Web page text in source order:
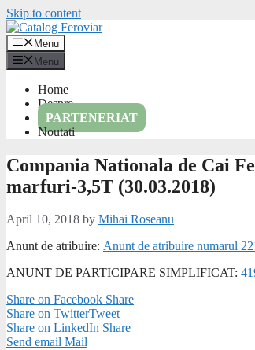
Skip to content
Menu
Menu
Home
Despre
PARTENERIAT
Noutati
Compania Nationala de Cai
marfuri-3,5T (30.03.2018)
April 10, 2018 by Mihai Roseanu
Anunt de atribuire: Anunt de atribuire numarul
ANUNT DE PARTICIPARE SIMPLIFICAT:
Share on Facebook Share
Share on TwitterTweet
Share on LinkedIn Share
Send email Mail